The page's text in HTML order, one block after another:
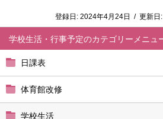
学校生活・行事予定
日課表
体育館改修
学校生活
登録日: 2024年4月24日 / 更新日: